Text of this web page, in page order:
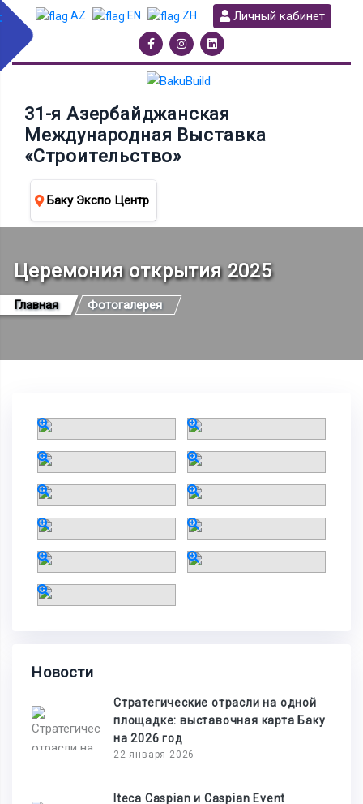
AZ EN ZH Личный кабинет
31-я Азербайджанская
Международная Выставка
«Строительство»
Баку Экспо Центр
Церемония открытия 2025
Главная Фотогалерея
Новости
Стратегические отрасли на одной
площадке: выставочная карта Баку
на 2026 год
22 января 2026
Iteca Caspian и Caspian Event